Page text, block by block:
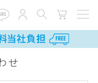
せ